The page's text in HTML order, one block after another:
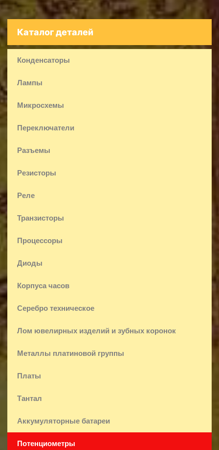
Каталог деталей
Конденсаторы
Лампы
Микросхемы
Переключатели
Разъемы
Резисторы
Реле
Транзисторы
Процессоры
Диоды
Корпуса часов
Серебро техническое
Лом ювелирных изделий и зубных коронок
Металлы платиновой группы
Платы
Тантал
Аккумуляторные батареи
Потенциометры